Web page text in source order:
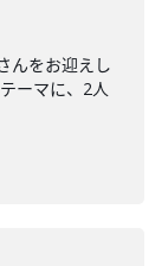
んをお迎えし
ーマに、2人